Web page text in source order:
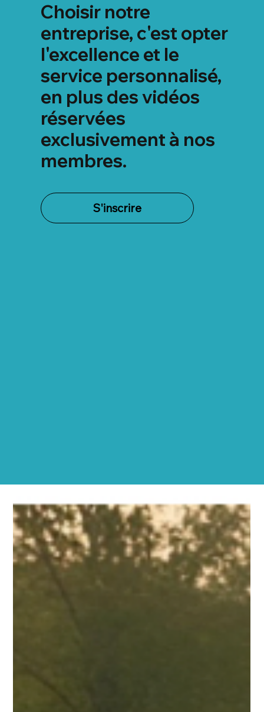
Choisir notre
entreprise, c'est opter
l'excellence et le
service personnalisé,
en plus des vidéos
réservées
exclusivement à nos
membres.
S'inscrire